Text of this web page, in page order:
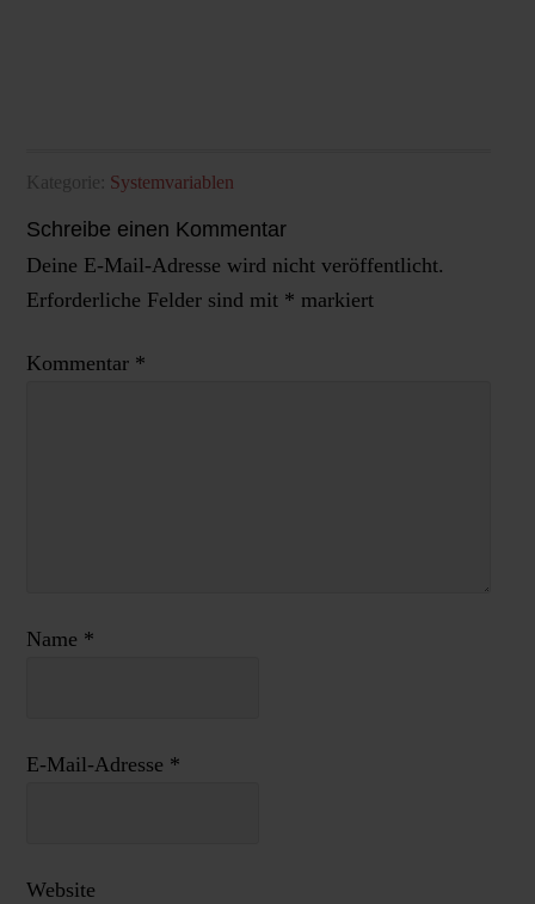
Kategorie: Systemvariablen
Schreibe einen Kommentar
Deine E-Mail-Adresse wird nicht veröffentlicht.
Erforderliche Felder sind mit * markiert
Kommentar *
Name *
E-Mail-Adresse *
Website